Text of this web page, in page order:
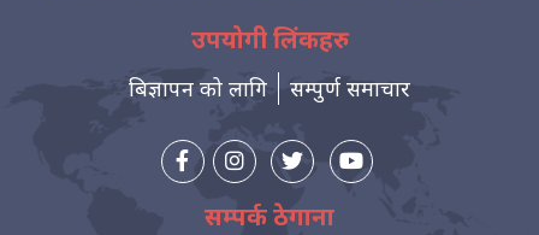
उपयोगी लिंकहरु
बिज्ञापन को लागि सम्पुर्ण समाचार
सम्पर्क ठेगाना